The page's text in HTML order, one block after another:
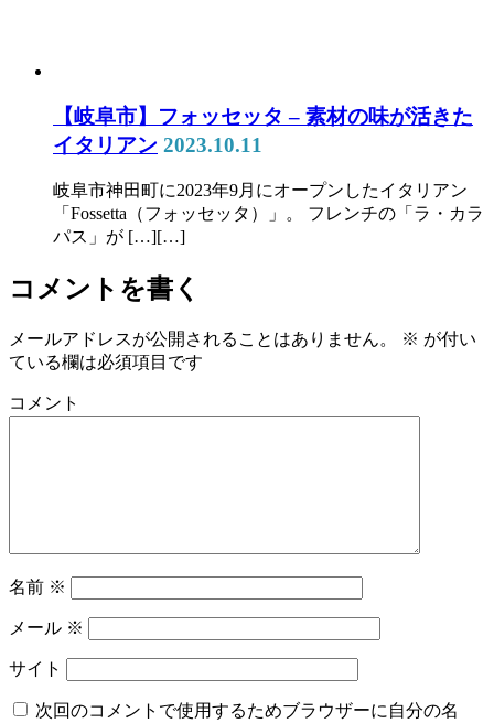
【岐阜市】フォッセッタ – 素材の味が活きた
イタリアン 2023.10.11
岐阜市神田町に2023年9月にオープンしたイタリアン
「Fossetta（フォッセッタ）」。 フレンチの「ラ・カラ
パス」が […][…]
コメントを書く
メールアドレスが公開されることはありません。 ※ が付い
ている欄は必須項目です
コメント
名前 ※
メール ※
サイト
次回のコメントで使用するためブラウザーに自分の名